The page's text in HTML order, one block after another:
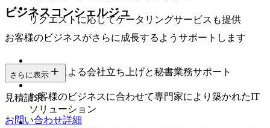
リクエストに応じてケータリングサービスも提供
ビジネスコンシェルジュ
お客様のビジネスがさらに成長するようサポートします
専門家による会社立ち上げと秘書業務サポート
お客様のビジネスに合わせて専門家により築かれたIT
ソリューション
さらに表示
見積請求
お問い合わせ詳細